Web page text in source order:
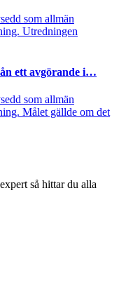
som allmän
Utredningen
ett avgörande i…
som allmän
Målet gällde om det
så hittar du alla